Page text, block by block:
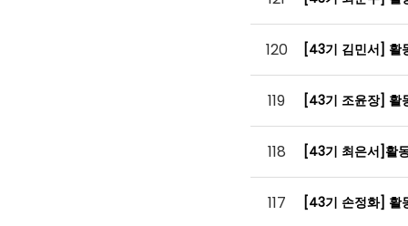
120 [43기 김민서] 활
119 [43기 조윤장] 활
118 [43기 최은서]활
117 [43기 손정화] 활